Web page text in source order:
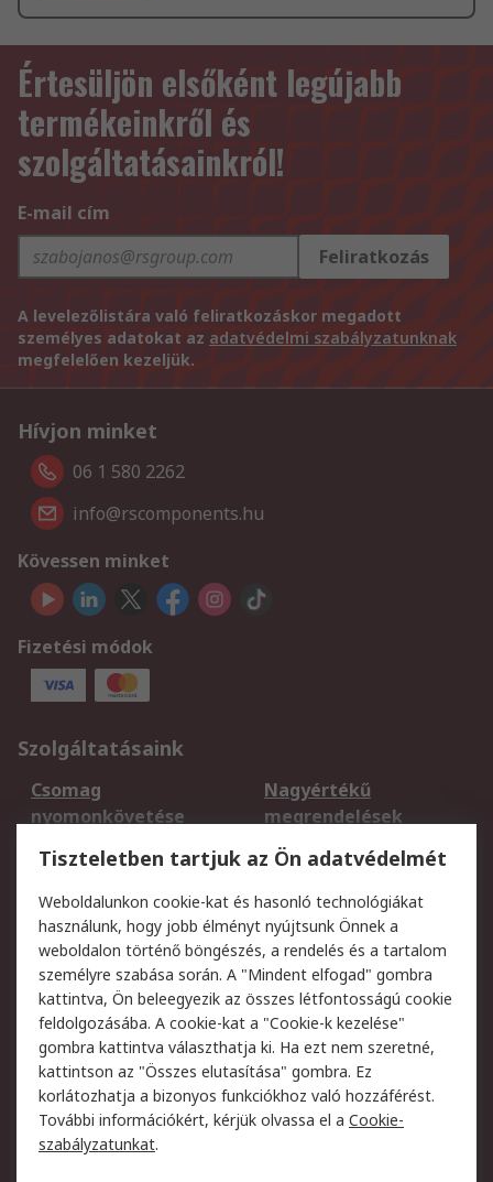
Értesüljön elsőként legújabb
termékeinkről és
szolgáltatásainkról!
E-mail cím
Feliratkozás
A levelezőlistára való feliratkozáskor megadott
személyes adatokat az adatvédelmi szabályzatunknak
megfelelően kezeljük.
Hívjon minket
06 1 580 2262
info@rscomponents.hu
Kövessen minket
Fizetési módok
Szolgáltatásaink
Csomag
nyomonkövetése
Nagyértékű
megrendelések
Regisztráció
Szállítás
Termékvisszaküldés
Szolgáltatások
Jogi
Adatvédelmi
szabályzat
Az RS értékesítési
feltételei
Cookie szabályzat
Email biztonság
Webhelyre vonatkozó
feltételek
Weboldal felhasználói
szabályzata
Tiszteletben tartjuk az Ön adatvédelmét
Weboldalunkon cookie-kat és hasonló technológiákat
használunk, hogy jobb élményt nyújtsunk Önnek a
weboldalon történő böngészés, a rendelés és a tartalom
személyre szabása során. A "Mindent elfogad" gombra
kattintva, Ön beleegyezik az összes létfontosságú cookie
feldolgozásába. A cookie-kat a "Cookie-k kezelése"
gombra kattintva választhatja ki. Ha ezt nem szeretné,
kattintson az "Összes elutasítása" gombra. Ez
korlátozhatja a bizonyos funkciókhoz való hozzáférést.
További információkért, kérjük olvassa el a Cookie-
szabályzatunkat.